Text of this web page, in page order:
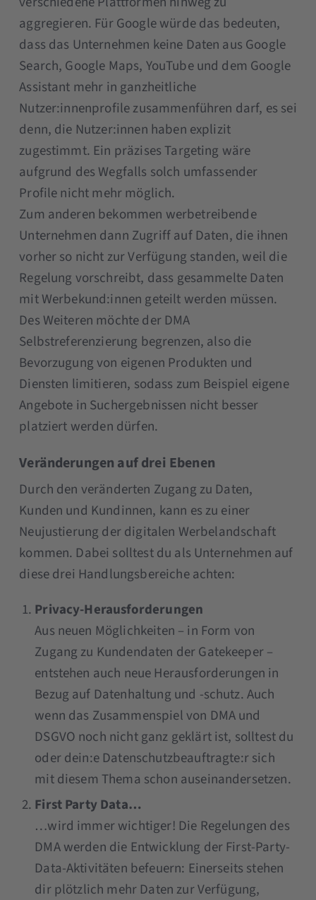
aggregieren. Für Google würde das bedeuten,
dass das Unternehmen keine Daten aus Google
Search, Google Maps, YouTube und dem Google
Assistant mehr in ganzheitliche
Nutzer:innenprofile zusammenführen darf, es sei
denn, die Nutzer:innen haben explizit
zugestimmt. Ein präzises Targeting wäre
aufgrund des Wegfalls solch umfassender
Profile nicht mehr möglich.
Zum anderen bekommen werbetreibende
Unternehmen dann Zugriff auf Daten, die ihnen
vorher so nicht zur Verfügung standen, weil die
Regelung vorschreibt, dass gesammelte Daten
mit Werbekund:innen geteilt werden müssen.
Des Weiteren möchte der DMA
Selbstreferenzierung begrenzen, also die
Bevorzugung von eigenen Produkten und
Diensten limitieren, sodass zum Beispiel eigene
Angebote in Suchergebnissen nicht besser
platziert werden dürfen.
Veränderungen auf drei Ebenen
Durch den veränderten Zugang zu Daten,
Kunden und Kundinnen, kann es zu einer
Neujustierung der digitalen Werbelandschaft
kommen. Dabei solltest du als Unternehmen auf
diese drei Handlungsbereiche achten:
Privacy-Herausforderungen
Aus neuen Möglichkeiten – in Form von
Zugang zu Kundendaten der Gatekeeper –
entstehen auch neue Herausforderungen in
Bezug auf Datenhaltung und -schutz. Auch
wenn das Zusammenspiel von DMA und
DSGVO noch nicht ganz geklärt ist, solltest du
oder dein:e Datenschutzbeauftragte:r sich
mit diesem Thema schon auseinandersetzen.
First Party Data…
…wird immer wichtiger! Die Regelungen des
DMA werden die Entwicklung der First-Party-
Data-Aktivitäten befeuern: Einerseits stehen
dir plötzlich mehr Daten zur Verfügung,